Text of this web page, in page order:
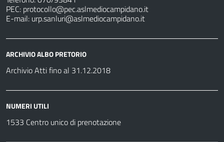
PEC: protocollo@pec.aslmediocampidano.it
E-mail: urp.sanluri@aslmediocampidano.it
ARCHIVIO ALBO PRETORIO
Archivio Atti fino al 31.12.2018
NUMERI UTILI
1533 Centro unico di prenotazione